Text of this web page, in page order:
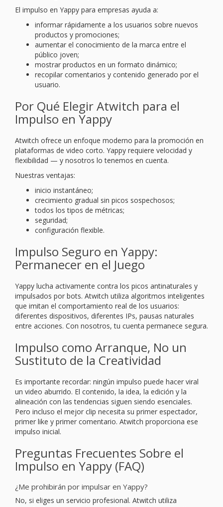
El impulso en Yappy para empresas ayuda a:
informar rápidamente a los usuarios sobre nuevos
productos y promociones;
aumentar el conocimiento de la marca entre el
público joven;
mostrar productos en un formato dinámico;
recopilar comentarios y contenido generado por el
usuario.
Por Qué Elegir Atwitch para el
Impulso en Yappy
Atwitch ofrece un enfoque moderno para la promoción en
plataformas de video corto. Yappy requiere velocidad y
flexibilidad — y nosotros lo tenemos en cuenta.
Nuestras ventajas:
inicio instantáneo;
crecimiento gradual sin picos sospechosos;
todos los tipos de métricas;
seguridad;
configuración flexible.
Impulso Seguro en Yappy:
Permanecer en el Juego
Yappy lucha activamente contra los picos antinaturales y
impulsados por bots. Atwitch utiliza algoritmos inteligentes
que imitan el comportamiento real de los usuarios:
diferentes dispositivos, diferentes IPs, pausas naturales
entre acciones. Con nosotros, tu cuenta permanece segura.
Impulso como Arranque, No un
Sustituto de la Creatividad
Es importante recordar: ningún impulso puede hacer viral
un video aburrido. El contenido, la idea, la edición y la
alineación con las tendencias siguen siendo esenciales.
Pero incluso el mejor clip necesita su primer espectador,
primer like y primer comentario. Atwitch proporciona ese
impulso inicial.
Preguntas Frecuentes Sobre el
Impulso en Yappy (FAQ)
¿Me prohibirán por impulsar en Yappy?
No, si eliges un servicio profesional. Atwitch utiliza